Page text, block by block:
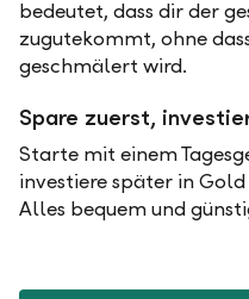
bedeutet, dass dir der
zugutekommt, ohne
geschmälert wird.
Spare zuerst,
Starte mit einem
investiere später in
Alles bequem und